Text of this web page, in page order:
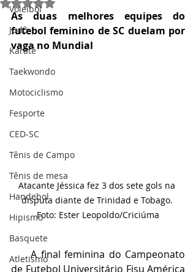
Voleibol
Judô
Karatê
Taekwondo
Motociclismo
Fesporte
CED-SC
Tênis de Campo
Tênis de mesa
Handebol
Hipismo
Basquete
Atletismo
Avaliado com NaN de 5 estrelas.
As duas melhores equipes do
futebol feminino de SC duelam por
vaga no Mundial
Atacante Jéssica fez 3 dos sete gols na
disputa diante de Trinidad e Tobago.
Foto: Ester Leopoldo/Criciúma
     A final feminina do Campeonato
de Futebol Universitário Fisu América